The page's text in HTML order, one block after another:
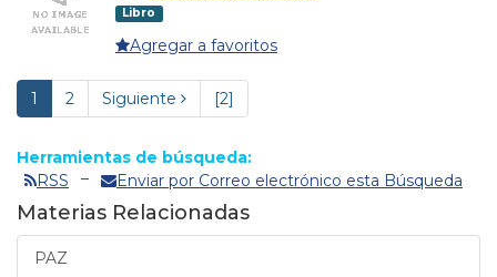
Libro
Agregar a favoritos
1 2 Siguiente [2]
Herramientas de búsqueda:
RSS
Enviar por Correo electrónico esta Búsqueda
Materias Relacionadas
PAZ